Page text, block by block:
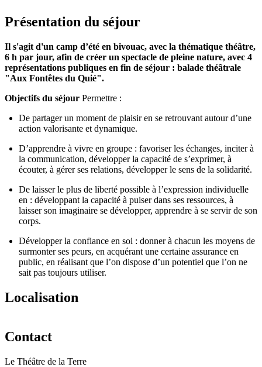
Présentation du séjour
Il s'agit d'un camp d’été en bivouac, avec la thématique théâtre,
6 h par jour, afin de créer un spectacle de pleine nature, avec 4
représentations publiques en fin de séjour : balade théâtrale
"Aux Fontêtes du Quié".
Objectifs du séjour Permettre :
De partager un moment de plaisir en se retrouvant autour d’une
action valorisante et dynamique.
D’apprendre à vivre en groupe : favoriser les échanges, inciter à
la communication, développer la capacité de s’exprimer, à
écouter, à gérer ses relations, développer le sens de la solidarité.
De laisser le plus de liberté possible à l’expression individuelle
en : développant la capacité à puiser dans ses ressources, à
laisser son imaginaire se développer, apprendre à se servir de son
corps.
Développer la confiance en soi : donner à chacun les moyens de
surmonter ses peurs, en acquérant une certaine assurance en
public, en réalisant que l’on dispose d’un potentiel que l’on ne
sait pas toujours utiliser.
Localisation
+
Contact
Le Théâtre de la Terre